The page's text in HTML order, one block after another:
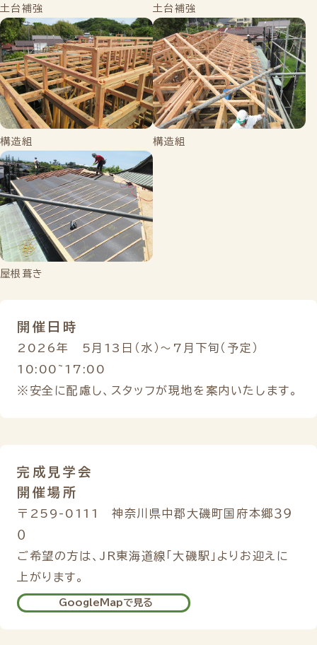
土台補強 土台補強
構造組 構造組
屋根葺き
開催日時
2026年 5月13日（水）～7月下旬（予定）
10:00~17:00
※安全に配慮し、スタッフが現地を案内いたします。
完成見学会
開催場所
〒259-0111 神奈川県中郡大磯町国府本郷３９
０
ご希望の方は、JR東海道線「大磯駅」よりお迎えに
上がります。
GoogleMapで見る